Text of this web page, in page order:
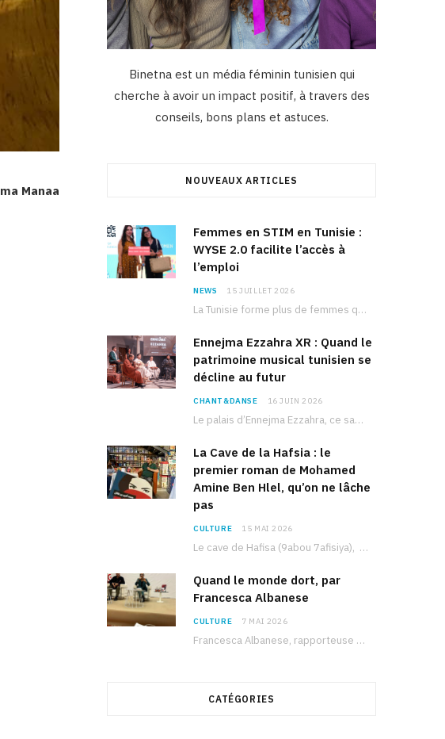
Manaa
Binetna est un média féminin tunisien qui
cherche à avoir un impact positif, à travers des
conseils, bons plans et astuces.
NOUVEAUX ARTICLES
Femmes en STIM en Tunisie :
WYSE 2.0 facilite l’accès à
l’emploi
NEWS 15 JUILLET 2026
La Tunisie forme plus de femmes que d’hommes dans les filières scientifiques. Pourtant, pour beaucoup…
Ennejma Ezzahra XR : Quand le
patrimoine musical tunisien se
décline au futur
CHANT&DANSE 16 JUIN 2026
Le palais d’Ennejma Ezzahra, ce sanctuaire de la musique tunisienne et méditerranéenne construit par le…
La Cave de la Hafsia : le
premier roman de Mohamed
Amine Ben Hlel, qu’on ne lâche
pas
CULTURE 15 MAI 2026
Le cave de Hafisa (9abou 7afisiya), premier roman du journaliste tunisien Mohamed Amine Ben Hlel,…
Quand le monde dort, par
Francesca Albanese
CULTURE 7 MAI 2026
Francesca Albanese, rapporteuse spéciale de l’ONU sur les territoires palestiniens occupés, était à Tunis pour…
CATÉGORIES